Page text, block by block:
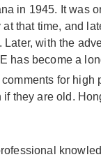
in 1945. It was
that time, and
with the
has become a
for
they are old.